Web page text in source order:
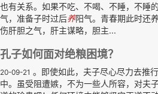
也有关系。如果不吃、不喝、不睡，不睡
气，准备子时过后养阳气。青春期此时还
伤肝胆之气，肝主谋略，胆主...
孔子如何面对绝粮困境？
20-09-21 。即使如此，夫子尽心尽力去推
中。虽受阻遭嫉，不为一些人所容，对夫